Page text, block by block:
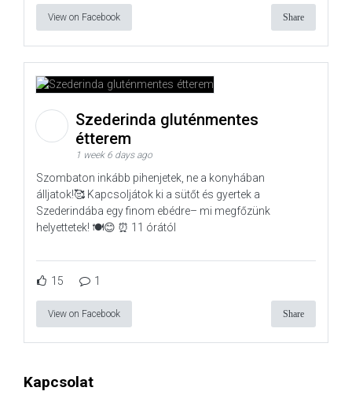
View on Facebook Share
Szederinda gluténmentes
étterem
1 week 6 days ago
Szombaton inkább pihenjetek, ne a konyhában
álljatok!🥰 Kapcsoljátok ki a sütőt és gyertek a
Szederindába egy finom ebédre– mi megfőzünk
helyettetek! 🍽️😊 ⏰ 11 órától
15 1
View on Facebook Share
Kapcsolat